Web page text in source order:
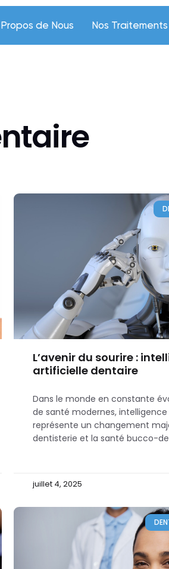
de Nous Nos Traitements
L’avenir du sourire :
artificielle dentaire
Dans le monde en constante
de santé modernes,
représente un changement
dentisterie et la santé bucco-
juillet 4, 2025